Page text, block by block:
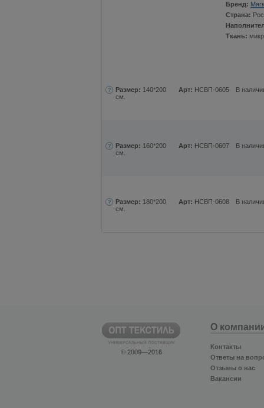
Бренд:
Страна:
Ткань:
Размер: 140*200
см.
Арт: НСВП-0605 В
Размер: 160*200
см.
Арт: НСВП-0607 В
Размер: 180*200
см.
Арт: НСВП-0608 В
© 2009—2016
О
Контакты
Ответы на
Отзывы о нас
Вакансии